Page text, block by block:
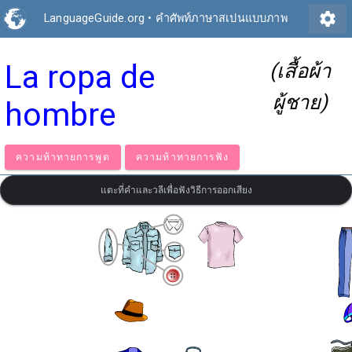
LanguageGuide.org • คำศัพท์ภาษาสเปนแบบภาพ settings
La ropa de
hombre
(เสื้อผ้า
ผู้ชาย)
ความท้าทายการพูด ความท้าทายการฟัง
แตะที่คำและวลีเพื่อฟังวิธีการออกเสียง